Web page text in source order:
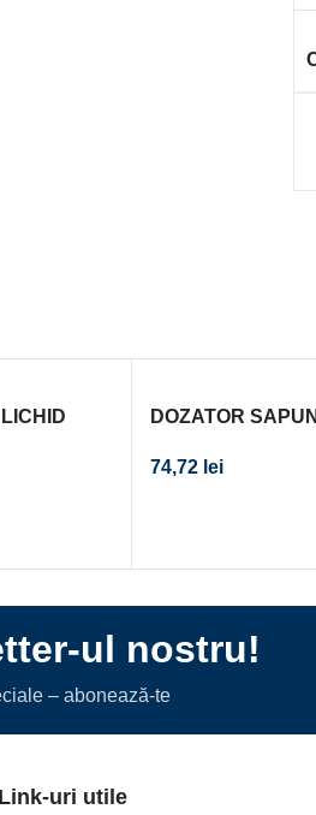
DOZATOR
74,72 lei
ul nostru!
– abonează-te
Link-uri utile